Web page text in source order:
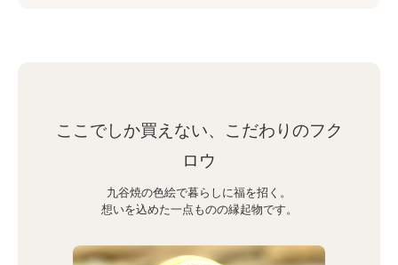
ここでしか買えない、こだわりのフク
ロウ
九谷焼の色絵で暮らしに福を招く。
想いを込めた一点ものの縁起物です。